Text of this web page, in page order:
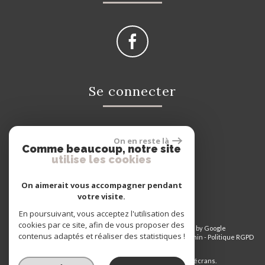
Se connecter
Espace propriétaire
© 2026 | Tous droits réservés | Traduction powered by Google
Plan du site-Mentions légales-Nos honoraires-Liens- Admin - Politique RGPD
un seul site adaptable à tous les types d'écrans.
On en reste là
Comme beaucoup, notre site
utilise les cookies
On aimerait vous accompagner pendant
votre visite.
En poursuivant, vous acceptez l'utilisation des
cookies par ce site, afin de vous proposer des
contenus adaptés et réaliser des statistiques !